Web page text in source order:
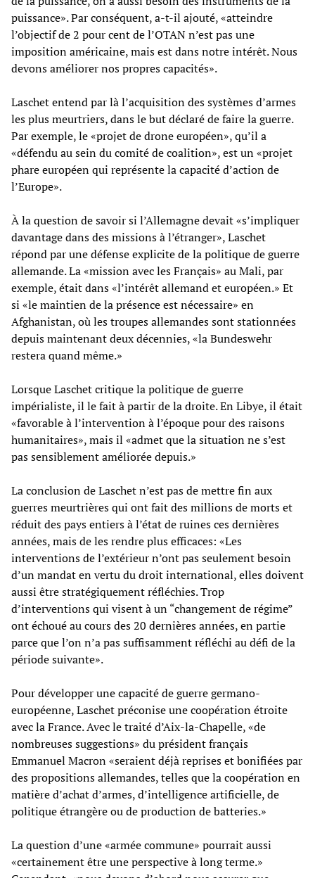
puissance». Par conséquent, a-t-il ajouté, «atteindre
l’objectif de 2 pour cent de l’OTAN n’est pas une
imposition américaine, mais est dans notre intérêt. Nous
devons améliorer nos propres capacités».
Laschet entend par là l’acquisition des systèmes d’armes
les plus meurtriers, dans le but déclaré de faire la guerre.
Par exemple, le «projet de drone européen», qu’il a
«défendu au sein du comité de coalition», est un «projet
phare européen qui représente la capacité d’action de
l’Europe».
À la question de savoir si l’Allemagne devait «s’impliquer
davantage dans des missions à l’étranger», Laschet
répond par une défense explicite de la politique de guerre
allemande. La «mission avec les Français» au Mali, par
exemple, était dans «l’intérêt allemand et européen.» Et
si «le maintien de la présence est nécessaire» en
Afghanistan, où les troupes allemandes sont stationnées
depuis maintenant deux décennies, «la Bundeswehr
restera quand même.»
Lorsque Laschet critique la politique de guerre
impérialiste, il le fait à partir de la droite. En Libye, il était
«favorable à l’intervention à l’époque pour des raisons
humanitaires», mais il «admet que la situation ne s’est
pas sensiblement améliorée depuis.»
La conclusion de Laschet n’est pas de mettre fin aux
guerres meurtrières qui ont fait des millions de morts et
réduit des pays entiers à l’état de ruines ces dernières
années, mais de les rendre plus efficaces: «Les
interventions de l’extérieur n’ont pas seulement besoin
d’un mandat en vertu du droit international, elles doivent
aussi être stratégiquement réfléchies. Trop
d’interventions qui visent à un “changement de régime”
ont échoué au cours des 20 dernières années, en partie
parce que l’on n’a pas suffisamment réfléchi au défi de la
période suivante».
Pour développer une capacité de guerre germano-
européenne, Laschet préconise une coopération étroite
avec la France. Avec le traité d’Aix-la-Chapelle, «de
nombreuses suggestions» du président français
Emmanuel Macron «seraient déjà reprises et bonifiées par
des propositions allemandes, telles que la coopération en
matière d’achat d’armes, d’intelligence artificielle, de
politique étrangère ou de production de batteries.»
La question d’une «armée commune» pourrait aussi
«certainement être une perspective à long terme.»